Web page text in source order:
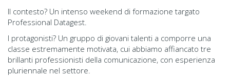
Il contesto? Un intenso weekend di formazione targato
Professional Datagest.
I protagonisti? Un gruppo di giovani talenti a comporre una
classe estremamente motivata, cui abbiamo affiancato tre
brillanti professionisti della comunicazione, con esperienza
pluriennale nel settore.